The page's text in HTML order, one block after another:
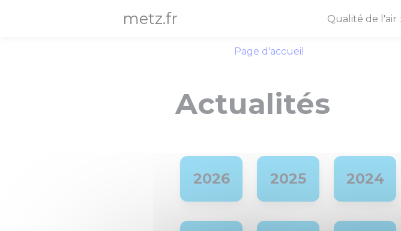
metz.fr Qualité de l'air :
Page d'accueil
Actualités
2026 2025 2024